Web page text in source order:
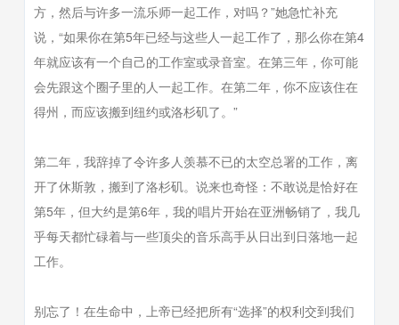
方，然后与许多一流乐师一起工作，对吗？”她急忙补充
说，“如果你在第5年已经与这些人一起工作了，那么你在第4
年就应该有一个自己的工作室或录音室。在第三年，你可能
会先跟这个圈子里的人一起工作。在第二年，你不应该住在
得州，而应该搬到纽约或洛杉矶了。”
第二年，我辞掉了令许多人羡慕不已的太空总署的工作，离
开了休斯敦，搬到了洛杉矶。说来也奇怪：不敢说是恰好在
第5年，但大约是第6年，我的唱片开始在亚洲畅销了，我几
乎每天都忙碌着与一些顶尖的音乐高手从日出到日落地一起
工作。
别忘了！在生命中，上帝已经把所有“选择”的权利交到我们